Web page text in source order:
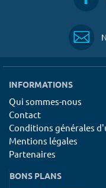
INFORMATIONS
Qui sommes-nous
Contact
Conditions générales
Mentions légales
Partenaires
BONS PLANS